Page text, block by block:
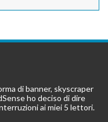
di banner, skyscraper
ho deciso di dire
ai miei 5 lettori.